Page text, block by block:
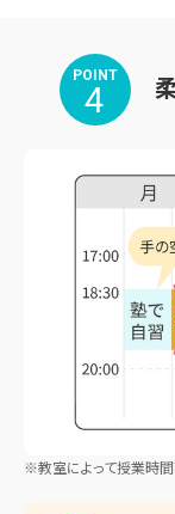
POINT
4
※教室によって授業時